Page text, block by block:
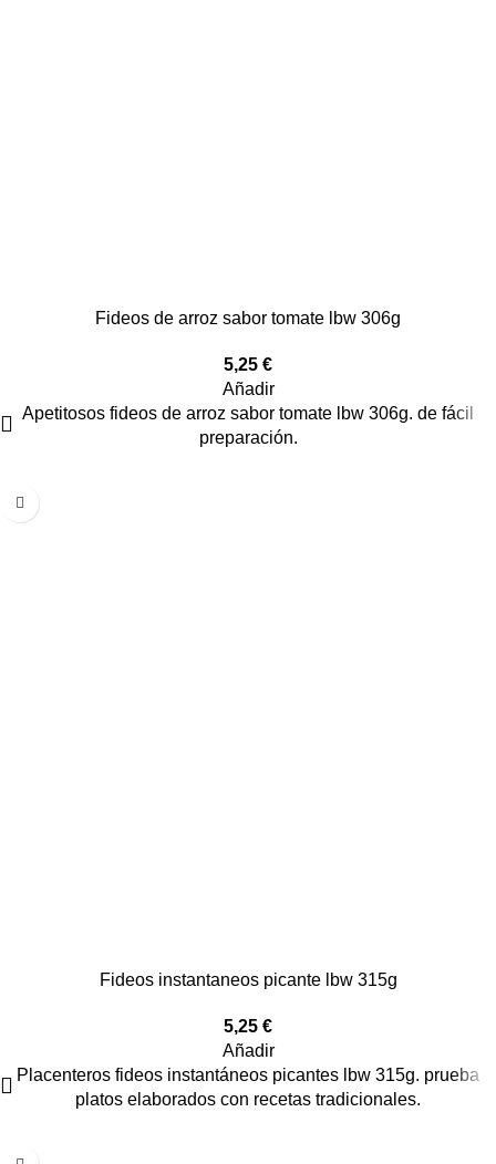
Fideos de arroz sabor tomate lbw 306g
5,25 €
Añadir
Apetitosos fideos de arroz sabor tomate lbw 306g. de fácil
preparación.
Fideos instantaneos picante lbw 315g
5,25 €
Añadir
Placenteros fideos instantáneos picantes lbw 315g. prueba
platos elaborados con recetas tradicionales.